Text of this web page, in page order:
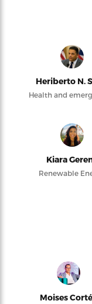
Heriberto N.
Health and
Kiara
Renewable
Moises